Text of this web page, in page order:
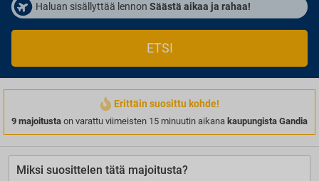
Haluan sisällyttää lennon Säästä aikaa ja rahaa!
ETSI
Erittäin suosittu kohde!
9 majoitusta on varattu viimeisten 15 minuutin aikana kaupungista Gandia
Miksi suosittelen tätä majoitusta?